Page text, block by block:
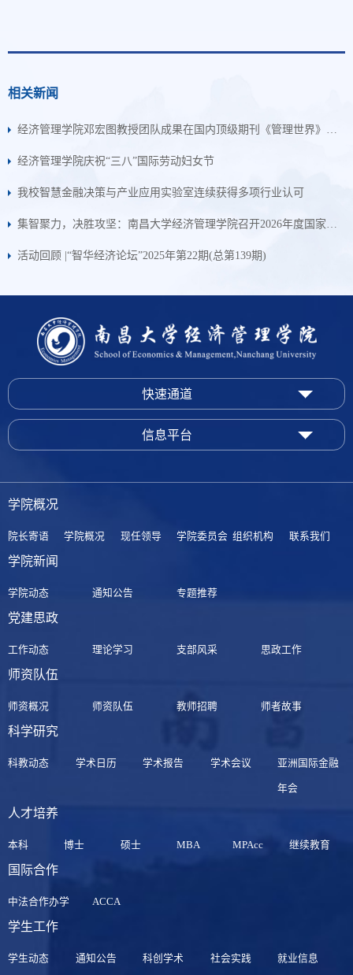
相关新闻
经济管理学院庆祝“三八”国际劳动妇女节
我校智慧金融决策与产业应用实验室连续获得多项行业认可
活动回顾 |“智华经济论坛”2025年第22期(总第139期)
快速通道
信息平台
学院概况
院长寄语 学院概况 现任领导 学院委员会 组织机构 联系我们
学院新闻
学院动态 通知公告 专题推荐
党建思政
工作动态 理论学习 支部风采 思政工作
师资队伍
师资概况 师资队伍 教师招聘 师者故事
科学研究
科教动态 学术日历 学术报告 学术会议 亚洲国际金融
年会
人才培养
本科 博士 硕士 MBA MPAcc 继续教育
国际合作
中法合作办学 ACCA
学生工作
学生动态 通知公告 科创学术 社会实践 就业信息